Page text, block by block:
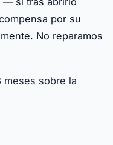
por su
No reparamos
meses sobre la